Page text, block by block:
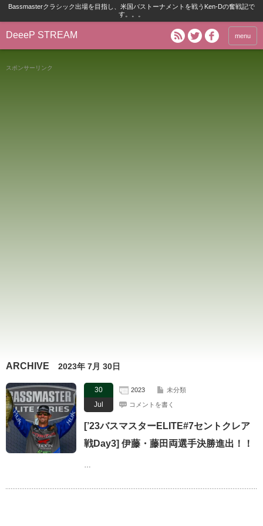
Bassmasterクラシック出場を目指し、米国バストーナメントを戦うKen-Dの奮戦記で
す。。。
DeeeP STREAM menu
スポンサーリンク
ARCHIVE 2023年 7月 30日
30
Jul
2023 未分類
コメントを書く
[’23バスマスターELITE#7セントクレア
戦Day3] 伊藤・藤田両選手決勝進出！！
…